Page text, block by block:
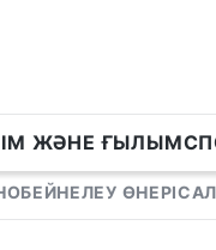
ЖӘНЕ ҒЫЛЫМ
БЕЙНЕЛЕУ ӨНЕРІ